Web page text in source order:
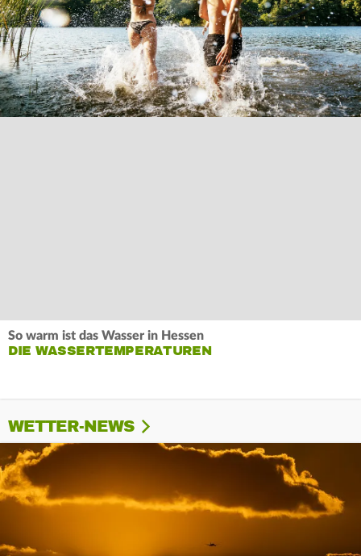
So warm ist das Wasser in Hessen
DIE WASSERTEMPERATUREN
WETTER-NEWS